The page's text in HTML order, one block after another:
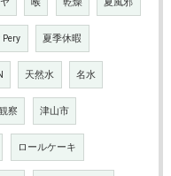
夏季休暇
天然水 名水
察 津山市
ロールケーキ